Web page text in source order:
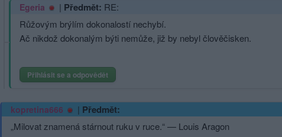
Egeria | Předmět: RE:
Růžovým brýlím dokonalostí nechybí.
Ač nikdož dokonalým býti nemůže, již by nebyl člověčisken.
Přihlásit se a odpovědět
kopretina666 | Předmět:
„Milovat znamená stárnout ruku v ruce.“ — Louis Aragon